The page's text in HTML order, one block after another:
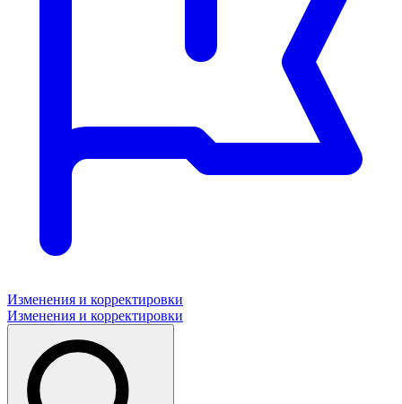
Изменения и корректировки
Изменения и корректировки